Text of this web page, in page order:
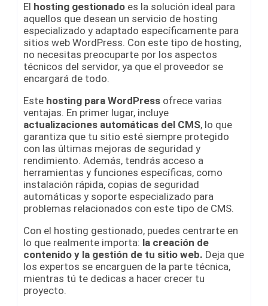
El hosting gestionado es la solución ideal para
aquellos que desean un servicio de hosting
especializado y adaptado específicamente para
sitios web WordPress. Con este tipo de hosting,
no necesitas preocuparte por los aspectos
técnicos del servidor, ya que el proveedor se
encargará de todo.
Este hosting para WordPress ofrece varias
ventajas. En primer lugar, incluye
actualizaciones automáticas del CMS, lo que
garantiza que tu sitio esté siempre protegido
con las últimas mejoras de seguridad y
rendimiento. Además, tendrás acceso a
herramientas y funciones específicas, como
instalación rápida, copias de seguridad
automáticas y soporte especializado para
problemas relacionados con este tipo de CMS.
Con el hosting gestionado, puedes centrarte en
lo que realmente importa: la creación de
contenido y la gestión de tu sitio web. Deja que
los expertos se encarguen de la parte técnica,
mientras tú te dedicas a hacer crecer tu
proyecto.